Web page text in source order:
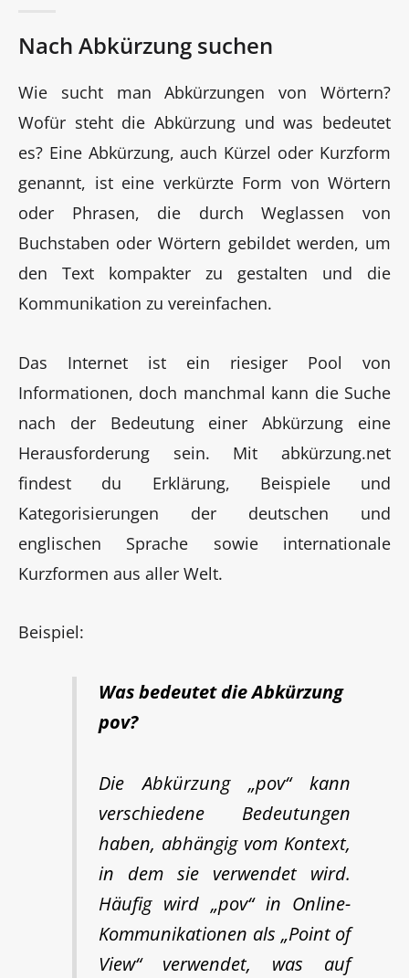
Nach Abkürzung suchen
Wie sucht man Abkürzungen von Wörtern?
Wofür steht die Abkürzung und was bedeutet
es? Eine Abkürzung, auch Kürzel oder Kurzform
genannt, ist eine verkürzte Form von Wörtern
oder Phrasen, die durch Weglassen von
Buchstaben oder Wörtern gebildet werden, um
den Text kompakter zu gestalten und die
Kommunikation zu vereinfachen.
Das Internet ist ein riesiger Pool von
Informationen, doch manchmal kann die Suche
nach der Bedeutung einer Abkürzung eine
Herausforderung sein. Mit abkürzung.net
findest du Erklärung, Beispiele und
Kategorisierungen der deutschen und
englischen Sprache sowie internationale
Kurzformen aus aller Welt.
Beispiel:
Was bedeutet die Abkürzung
pov?
Die Abkürzung „pov“ kann
verschiedene Bedeutungen
haben, abhängig vom Kontext,
in dem sie verwendet wird.
Häufig wird „pov“ in Online-
Kommunikationen als „Point of
View“ verwendet, was auf